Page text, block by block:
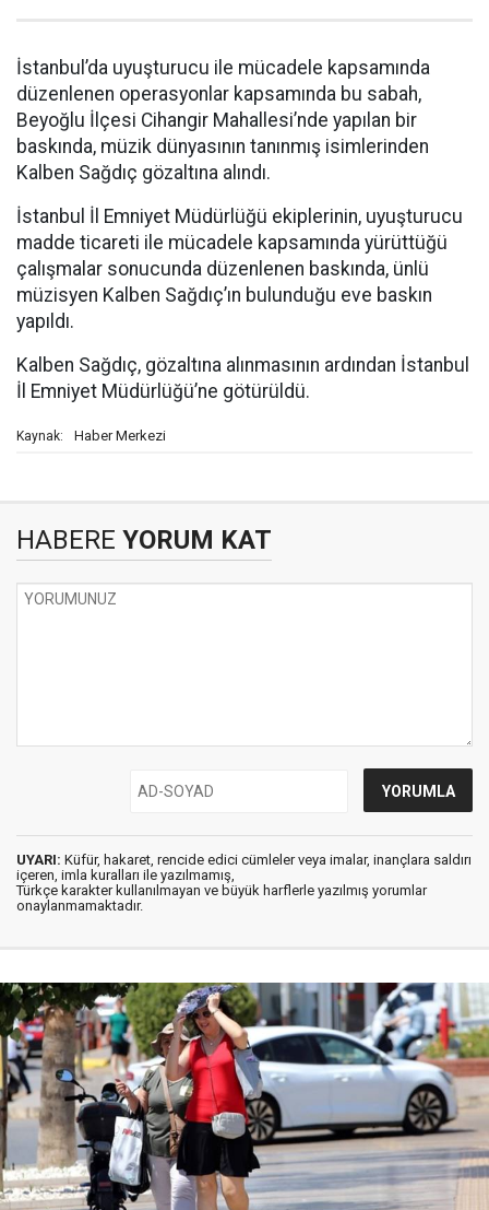
İstanbul’da uyuşturucu ile mücadele kapsamında
düzenlenen operasyonlar kapsamında bu sabah,
Beyoğlu İlçesi Cihangir Mahallesi’nde yapılan bir
baskında, müzik dünyasının tanınmış isimlerinden
Kalben Sağdıç gözaltına alındı.
İstanbul İl Emniyet Müdürlüğü ekiplerinin, uyuşturucu
madde ticareti ile mücadele kapsamında yürüttüğü
çalışmalar sonucunda düzenlenen baskında, ünlü
müzisyen Kalben Sağdıç’ın bulunduğu eve baskın
yapıldı.
Kalben Sağdıç, gözaltına alınmasının ardından İstanbul
İl Emniyet Müdürlüğü’ne götürüldü.
Kaynak: Haber Merkezi
HABERE YORUM KAT
UYARI: Küfür, hakaret, rencide edici cümleler veya imalar, inançlara saldırı
içeren, imla kuralları ile yazılmamış,
Türkçe karakter kullanılmayan ve büyük harflerle yazılmış yorumlar
onaylanmamaktadır.